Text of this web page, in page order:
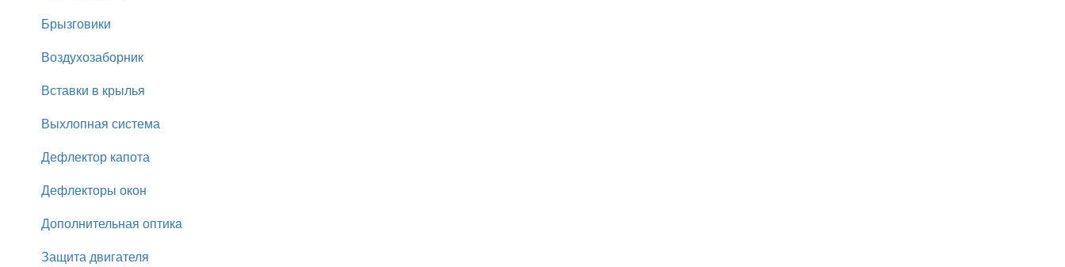
Брызговики
Воздухозаборник
Вставки в крылья
Выхлопная система
Дефлектор капота
Дефлекторы окон
Дополнительная оптикa
Защита двигателя